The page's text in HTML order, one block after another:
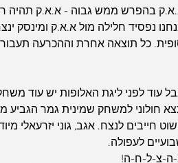
בהפרש ממש גבוה - א.א.ק תהיה
נפסיד חלילה מול א.א.ק ומינסק
כל תוצאה אחרת וההכרעה תעבור
חולוני למשחק שמינית גמר
חייבים לנצח. אגב, גוני יזרעאלי
לעפולה.
ה-צ-ל-ח-ה!